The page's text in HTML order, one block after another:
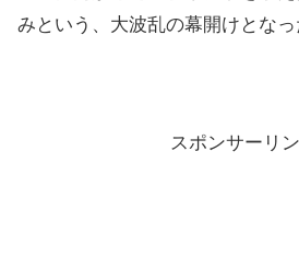
みという、大波乱の幕開けとなっ
スポンサーリ